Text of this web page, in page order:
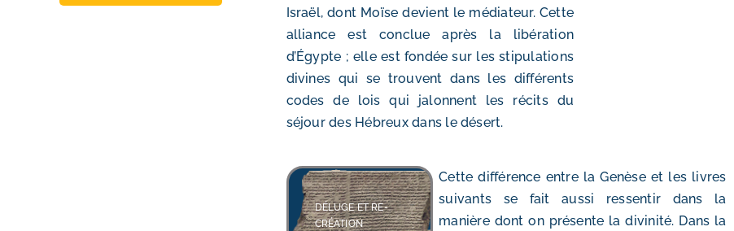
Israël, dont Moïse devient le médiateur. Cette
alliance est conclue après la libération
d’Égypte ; elle est fondée sur les stipulations
divines qui se trouvent dans les différents
codes de lois qui jalonnent les récits du
séjour des Hébreux dans le désert.
DÉLUGE ET RE-
CRÉATION
Cette différence entre la Genèse et les livres
suivants se fait aussi ressentir dans la
manière dont on présente la divinité. Dans la